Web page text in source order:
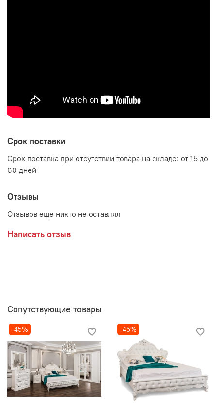
Срок поставки
Срок поставка при отсутствии товара на складе: от 15 до
60 дней
Отзывы
Отзывов еще никто не оставлял
Написать отзыв
Сопутствующие товары
-45% -45%